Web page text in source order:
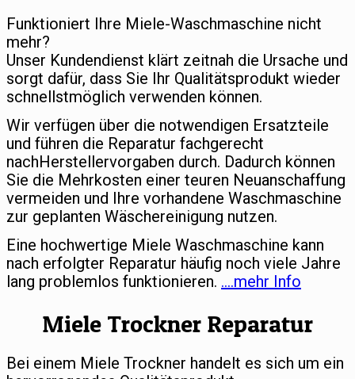
Funktioniert Ihre Miele-Waschmaschine nicht
mehr?
Unser Kundendienst klärt zeitnah die Ursache und
sorgt dafür, dass Sie Ihr Qualitätsprodukt wieder
schnellstmöglich verwenden können.
Wir verfügen über die notwendigen Ersatzteile
und führen die Reparatur fachgerecht
nachHerstellervorgaben durch. Dadurch können
Sie die Mehrkosten einer teuren Neuanschaffung
vermeiden und Ihre vorhandene Waschmaschine
zur geplanten Wäschereinigung nutzen.
Eine hochwertige Miele Waschmaschine kann
nach erfolgter Reparatur häufig noch viele Jahre
lang problemlos funktionieren. ….mehr Info
Miele Trockner Reparatur
Bei einem Miele Trockner handelt es sich um ein